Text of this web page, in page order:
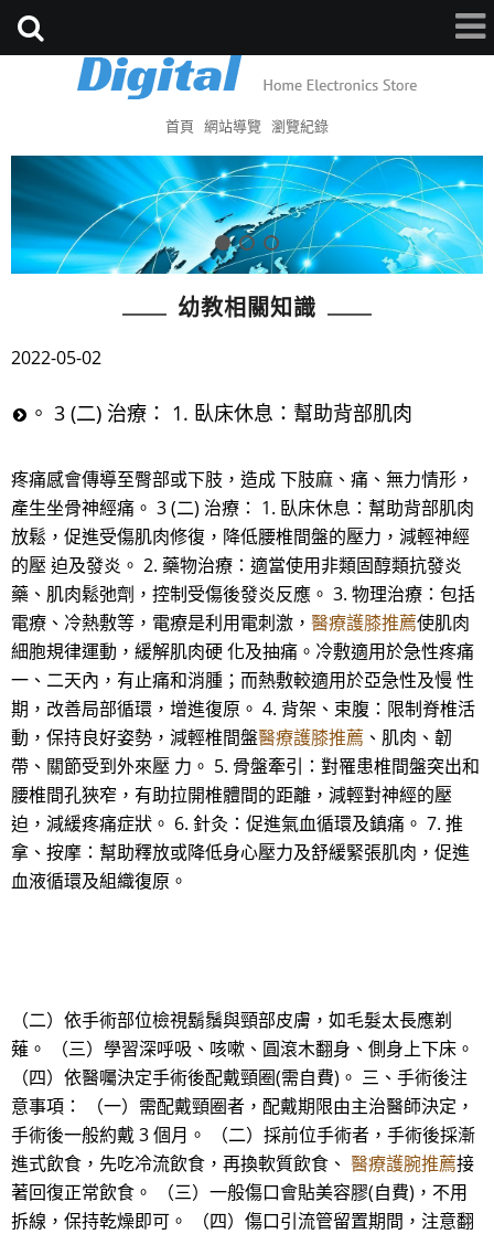
首頁 網站導覽 瀏覽紀錄
幼教相關知識
2022-05-02
。 3 (二) 治療： 1. 臥床休息：幫助背部肌肉
疼痛感會傳導至臀部或下肢，造成 下肢麻、痛、無力情形，
產生坐骨神經痛。 3 (二) 治療： 1. 臥床休息：幫助背部肌肉
放鬆，促進受傷肌肉修復，降低腰椎間盤的壓力，減輕神經
的壓 迫及發炎。 2. 藥物治療：適當使用非類固醇類抗發炎
藥、肌肉鬆弛劑，控制受傷後發炎反應。 3. 物理治療：包括
電療、冷熱敷等，電療是利用電刺激， 醫療護膝推薦使肌肉
細胞規律運動，緩解肌肉硬 化及抽痛。冷敷適用於急性疼痛
一、二天內，有止痛和消腫；而熱敷較適用於亞急性及慢 性
期，改善局部循環，增進復原。 4. 背架、束腹：限制脊椎活
動，保持良好姿勢，減輕椎間盤醫療護膝推薦 、肌肉、韌
帶、關節受到外來壓 力。 5. 骨盤牽引：對罹患椎間盤突出和
腰椎間孔狹窄，有助拉開椎體間的距離，減輕對神經的壓
迫，減緩疼痛症狀。 6. 針灸：促進氣血循環及鎮痛。 7. 推
拿、按摩：幫助釋放或降低身心壓力及舒緩緊張肌肉，促進
血液循環及組織復原。
（二）依手術部位檢視鬍鬚與頸部皮膚，如毛髮太長應剃
薙。 （三）學習深呼吸、咳嗽、圓滾木翻身、側身上下床。
（四）依醫囑決定手術後配戴頸圈(需自費)。 三、手術後注
意事項： （一）需配戴頸圈者，配戴期限由主治醫師決定，
手術後一般約戴 3 個月。 （二）採前位手術者，手術後採漸
進式飲食，先吃冷流飲食，再換軟質飲食、 醫療護腕推薦接
著回復正常飲食。 （三）一般傷口會貼美容膠(自費)，不用
拆線，保持乾燥即可。 （四）傷口引流管留置期間，注意翻